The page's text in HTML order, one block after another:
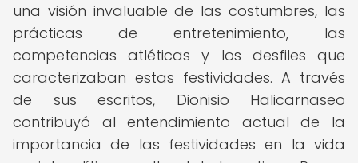
una visión invaluable de las costumbres, las
prácticas de entretenimiento, las
competencias atléticas y los desfiles que
caracterizaban estas festividades. A través
de sus escritos, Dionisio Halicarnaseo
contribuyó al entendimiento actual de la
importancia de las festividades en la vida